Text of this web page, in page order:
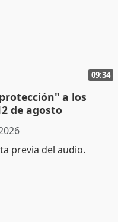
09:34
a los
de agosto